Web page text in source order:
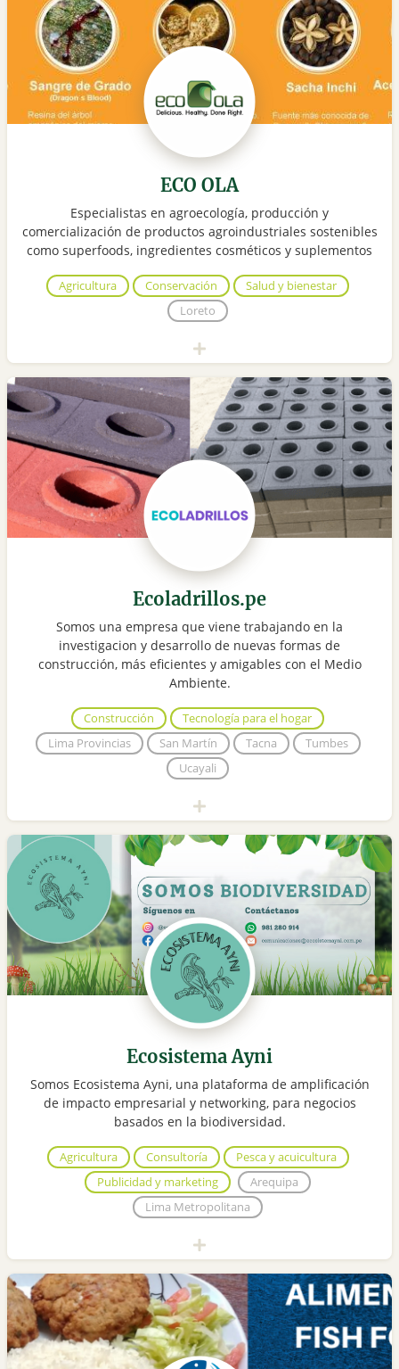
ECO OLA
Especialistas en agroecología, producción y
comercialización de productos agroindustriales sostenibles
como superfoods, ingredientes cosméticos y suplementos
Agricultura Conservación
Salud y bienestar
Loreto
Ecoladrillos.pe
Somos una empresa que viene trabajando en la
investigacion y desarrollo de nuevas formas de
construcción, más eficientes y amigables con el Medio
Ambiente.
Construcción
Tecnología para el hogar
Lima Provincias
San Martín Tacna
Tumbes
Ucayali
Ecosistema Ayni
Somos Ecosistema Ayni, una plataforma de amplificación
de impacto empresarial y networking, para negocios
basados en la biodiversidad.
Agricultura Consultoría
Pesca y acuicultura
Publicidad y marketing
Arequipa
Lima Metropolitana